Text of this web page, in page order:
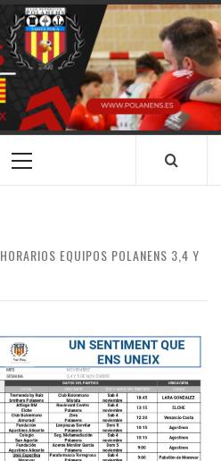
CLUB
DEPORTIVO
POLANENS
Menú
HORARIOS EQUIPOS POLANENS 3,4 Y